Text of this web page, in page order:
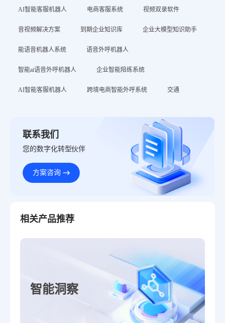
AI智能客服机器人 电商客服系统 视频双录软件
音视频解决方案 到期企业知识库 企业大模型知识助手
能语音机器人系统 语音外呼机器人
智能ai语音外呼机器人 企业智能陪练系统
AI智能客服机器人 跨境电商智能外呼系统 交通
联系我们
您的数字化转型伙伴
方案咨询
相关产品推荐
智能洞察